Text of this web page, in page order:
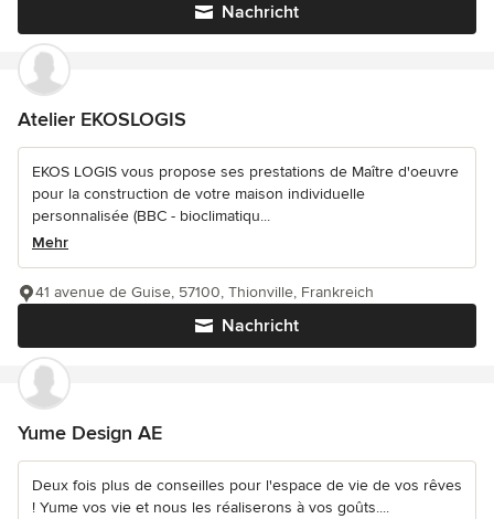
Nachricht
Atelier EKOSLOGIS
EKOS LOGIS vous propose ses prestations de Maître d'oeuvre
pour la construction de votre maison individuelle
personnalisée (BBC - bioclimatiqu...
Mehr
Nachricht
41 avenue de Guise, 57100, Thionville, Frankreich
Yume Design AE
Deux fois plus de conseilles pour l'espace de vie de vos rêves
! Yume vos vie et nous les réaliserons à vos goûts....